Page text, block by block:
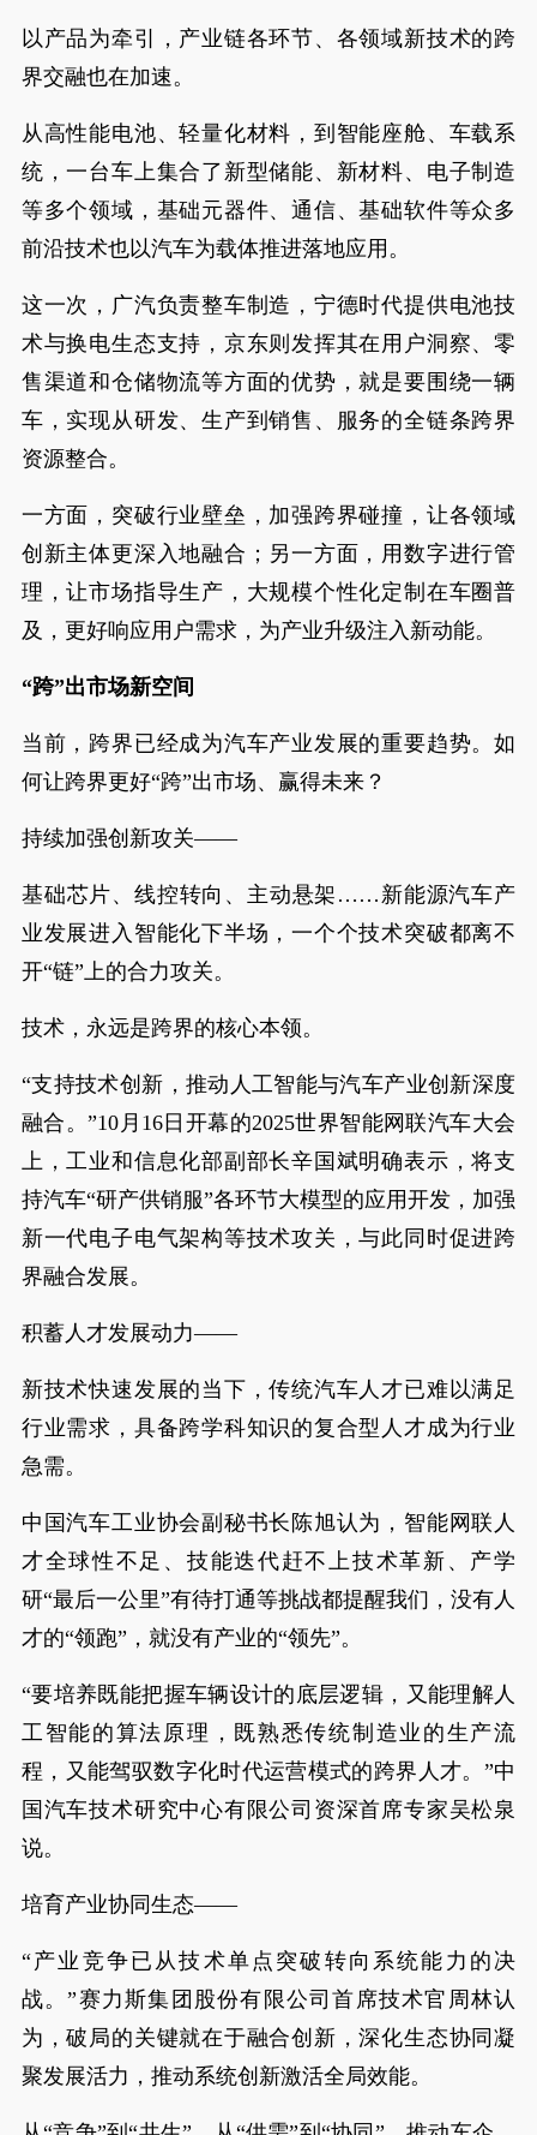
以产品为牵引，产业链各环节、各领域新技术的跨
界交融也在加速。
从高性能电池、轻量化材料，到智能座舱、车载系
统，一台车上集合了新型储能、新材料、电子制造
等多个领域，基础元器件、通信、基础软件等众多
前沿技术也以汽车为载体推进落地应用。
这一次，广汽负责整车制造，宁德时代提供电池技
术与换电生态支持，京东则发挥其在用户洞察、零
售渠道和仓储物流等方面的优势，就是要围绕一辆
车，实现从研发、生产到销售、服务的全链条跨界
资源整合。
一方面，突破行业壁垒，加强跨界碰撞，让各领域
创新主体更深入地融合；另一方面，用数字进行管
理，让市场指导生产，大规模个性化定制在车圈普
及，更好响应用户需求，为产业升级注入新动能。
“跨”出市场新空间
当前，跨界已经成为汽车产业发展的重要趋势。如
何让跨界更好“跨”出市场、赢得未来？
持续加强创新攻关——
基础芯片、线控转向、主动悬架……新能源汽车产
业发展进入智能化下半场，一个个技术突破都离不
开“链”上的合力攻关。
技术，永远是跨界的核心本领。
“支持技术创新，推动人工智能与汽车产业创新深度
融合。”10月16日开幕的2025世界智能网联汽车大会
上，工业和信息化部副部长辛国斌明确表示，将支
持汽车“研产供销服”各环节大模型的应用开发，加强
新一代电子电气架构等技术攻关，与此同时促进跨
界融合发展。
积蓄人才发展动力——
新技术快速发展的当下，传统汽车人才已难以满足
行业需求，具备跨学科知识的复合型人才成为行业
急需。
中国汽车工业协会副秘书长陈旭认为，智能网联人
才全球性不足、技能迭代赶不上技术革新、产学
研“最后一公里”有待打通等挑战都提醒我们，没有人
才的“领跑”，就没有产业的“领先”。
“要培养既能把握车辆设计的底层逻辑，又能理解人
工智能的算法原理，既熟悉传统制造业的生产流
程，又能驾驭数字化时代运营模式的跨界人才。”中
国汽车技术研究中心有限公司资深首席专家吴松泉
说。
培育产业协同生态——
“产业竞争已从技术单点突破转向系统能力的决
战。”赛力斯集团股份有限公司首席技术官周林认
为，破局的关键就在于融合创新，深化生态协同凝
聚发展活力，推动系统创新激活全局效能。